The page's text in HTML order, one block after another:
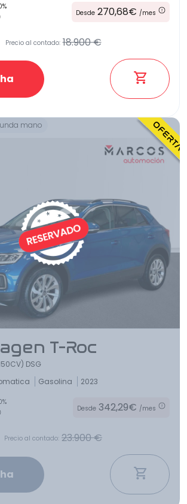
Desde 270,68€ /mes
Precio al contado: 18.900 €
mano
T-Roc
DSG
Gasolina 2023
Desde 342,29€ /mes
Precio al contado: 23.900 €